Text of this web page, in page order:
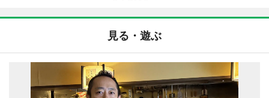
見る・遊ぶ